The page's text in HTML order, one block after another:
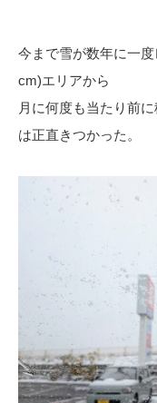
今まで雪が数年に一
cm)エリアから
月に何度も当たり前
は正直きつかった。